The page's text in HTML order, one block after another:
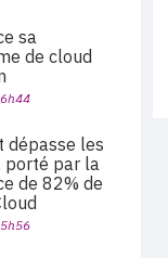
sa
de cloud
dépasse les
porté par la
de 82% de